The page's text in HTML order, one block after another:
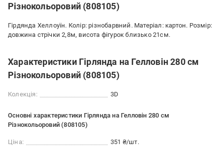
Різнокольоровий (808105)
Гірдянда Хеллоуїн. Колір: різнобарвний. Матеріал: картон. Розмір:
довжина стрічки 2,8м, висота фігурок близько 21см.
Характеристики Гірлянда на Гелловін 280 см
Різнокольоровий (808105)
Колекція: 3D
Основні характеристики Гірлянда на Гелловін 280 см
Різнокольоровий (808105)
Ціна:
351 ₴/шт.